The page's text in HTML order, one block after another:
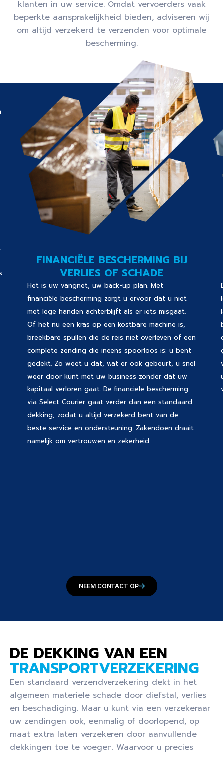
klanten in uw service. Omdat vervoerders vaak
beperkte aansprakelijkheid bieden, adviseren wij
om altijd verzekerd te verzenden voor optimale
bescherming.
FINANCIËLE BESCHERMING BIJ
VERLIES OF SCHADE
Het is uw vangnet, uw back-up plan. Met
financiële bescherming zorgt u ervoor dat u niet
met lege handen achterblijft als er iets misgaat.
Of het nu een kras op een kostbare machine is,
breekbare spullen die de reis niet overleven of een
complete zending die ineens spoorloos is: u bent
gedekt. Zo weet u dat, wat er ook gebeurt, u snel
weer door kunt met uw business zonder dat uw
kapitaal verloren gaat. De financiële bescherming
via Select Courier gaat verder dan een standaard
dekking, zodat u altijd verzekerd bent van de
beste service en ondersteuning. Zakendoen draait
namelijk om vertrouwen en zekerheid.
NEEM CONTACT OP
DE DEKKING VAN EEN
TRANSPORTVERZEKERING
Een standaard verzendverzekering dekt in het
algemeen materiele schade door diefstal, verlies
en beschadiging. Maar u kunt via een verzekeraar
uw zendingen ook, eenmalig of doorlopend, op
maat extra laten verzekeren door aanvullende
dekkingen toe te voegen. Waarvoor u precies